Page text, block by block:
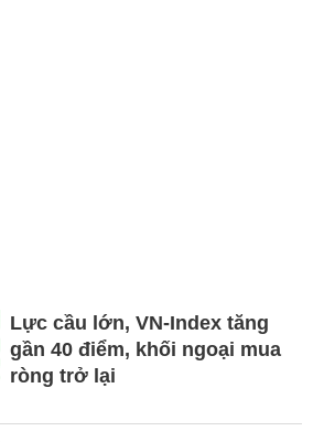
Lực cầu lớn, VN-Index tăng
gần 40 điểm, khối ngoại mua
ròng trở lại